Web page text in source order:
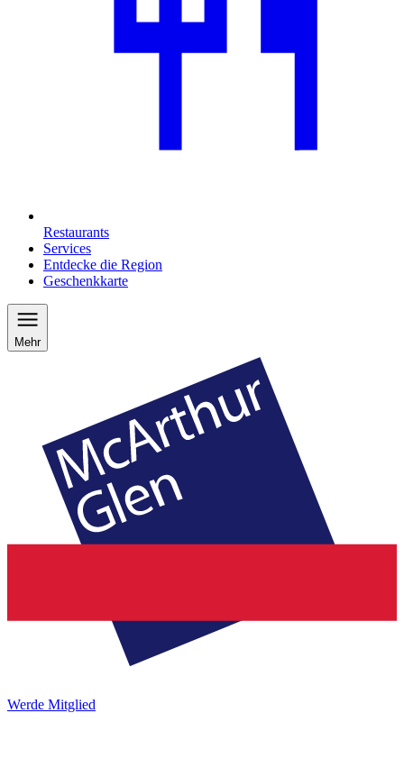
Restaurants
Services
Entdecke die Region
Geschenkkarte
Mehr
Werde Mitglied